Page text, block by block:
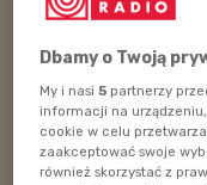
Dbamy o Twoją
My i nasi5 partnerzy
informacji na
cookie w celu
zaakceptować swoje
również skorzystać z